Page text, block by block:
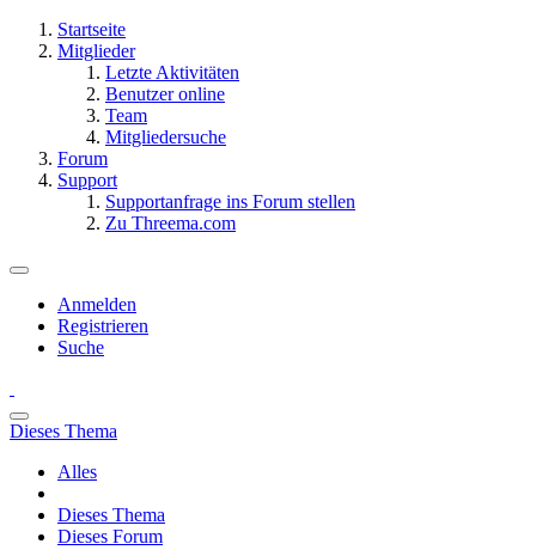
Startseite
Mitglieder
Letzte Aktivitäten
Benutzer online
Team
Mitgliedersuche
Forum
Support
Supportanfrage ins Forum stellen
Zu Threema.com
Anmelden
Registrieren
Suche
Dieses Thema
Alles
Dieses Thema
Dieses Forum